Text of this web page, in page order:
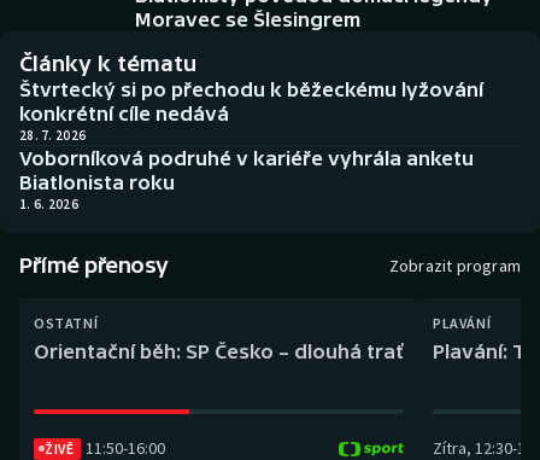
Biatlon
Boby a skeleton
Box
Curling
Dostihy
Historické návraty
Aplikace ČT sport
AZ kvíz
Moravec se Šlesingrem
Články k tématu
Štvrtecký si po přechodu k běžeckému lyžování
konkrétní cíle nedává
28. 7. 2026
Voborníková podruhé v kariéře vyhrála anketu
Biatlonista roku
1. 6. 2026
Přímé přenosy Zobrazit program
OSTATNÍ
Orientační běh: SP Česko – dlouhá trať
ŽIVĚ 11:50-16:00
PLAVÁNÍ
Plavání:
Zítra, 12:30-